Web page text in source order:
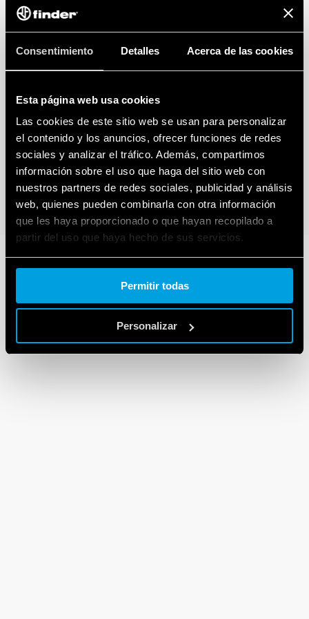
Consentimiento Detalles Acerca de las cookies
Esta página web usa cookies
Las cookies de este sitio web se usan para personalizar
el contenido y los anuncios, ofrecer funciones de redes
sociales y analizar el tráfico. Además, compartimos
información sobre el uso que haga del sitio web con
nuestros partners de redes sociales, publicidad y análisis
web, quienes pueden combinarla con otra información
que les haya proporcionado o que hayan recopilado a
partir del uso que haya hecho de sus servicios.
Cookie policy.
Permitir todas
Personalizar